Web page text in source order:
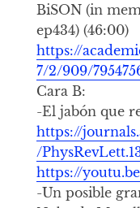
BiSON (in
ep434) (46:00)
https://
7/2/909/
Cara B:
-El jabón que
https://
/
https://
-Un posible